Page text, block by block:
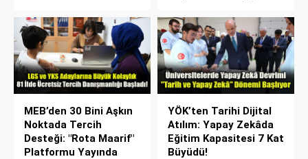
MEB’den 30 Bini Aşkın
Noktada Tercih
Desteği: "Rota Maarif"
Platformu Yayında
YÖK’ten Tarihi Dijital
Atılım: Yapay Zekâda
Eğitim Kapasitesi 7 Kat
Büyüdü!